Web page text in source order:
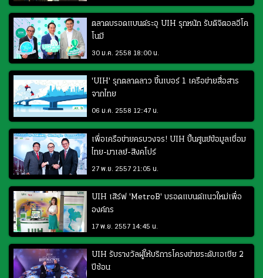
ตลาดบรอดแบนด์ระอุ UIH รุกหนัก รับดิจิตอลอีโค
โนมี
30 ม.ค. 2558 18:00 น.
'UIH' รุกตลาดลาว ขึ้นเบอร์ 1 เครือข่ายสื่อสาร
จากไทย
06 ม.ค. 2558 12:47 น.
เพื่อเครือข่ายครบวงจร! UIH ปั้นศูนย์ข้อมูลเชื่อม
ไทย-มาเลย์-สิงคโปร์
27 พ.ย. 2557 21:05 น.
UIH เสิร์ฟ 'MetroB' บรอดแบนด์แนวใหม่เพื่อ
องค์กร
17 พ.ย. 2557 14:45 น.
UIH รับรางวัลผู้ให้บริการโครงข่ายระดับเอเชีย 2
ปีซ้อน